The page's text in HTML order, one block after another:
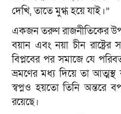
দেখি, তাতে মুগ্ধ হয়ে যাই।”
একজন তরুণ রাজনীতিকের
বয়ান এবং নয়া চীন রাষ্ট্রের
বিপ্লবের পর সমাজে যে
ভ্রমণের মধ্য দিয়ে তা
স্বপ্নও হয়তো তিনি অন্তরে
রয়েছে।